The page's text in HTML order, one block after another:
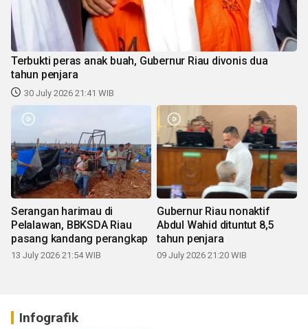
Terbukti peras anak buah, Gubernur Riau divonis dua
tahun penjara
30 July 2026 21:41 WIB
Serangan harimau di
Pelalawan, BBKSDA Riau
pasang kandang perangkap
13 July 2026 21:54 WIB
Gubernur Riau nonaktif
Abdul Wahid dituntut 8,5
tahun penjara
09 July 2026 21:20 WIB
Infografik